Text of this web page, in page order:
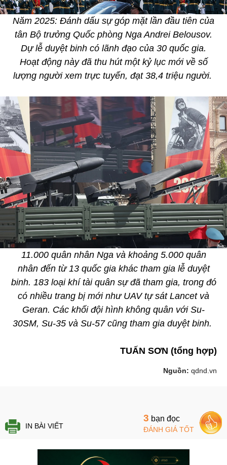
Năm 2025: Đánh dấu sự góp mặt lần đầu tiên của
tân Bộ trưởng Quốc phòng Nga Andrei Belousov.
Dự lễ duyệt binh có lãnh đạo của 30 quốc gia.
Hoạt động này đã thu hút một kỷ lục mới về số
lượng người xem trực tuyến, đạt 38,4 triệu người.
11.000 quân nhân Nga và khoảng 5.000 quân
nhân đến từ 13 quốc gia khác tham gia lễ duyệt
binh. 183 loại khí tài quân sự đã tham gia, trong đó
có nhiều trang bị mới như UAV tự sát Lancet và
Geran. Các khối đội hình không quân với Su-
30SM, Su-35 và Su-57 cũng tham gia duyệt binh.
TUẤN SƠN (tổng hợp)
Nguồn: qdnd.vn
IN BÀI VIẾT
3 bạn đọc
ĐÁNH GIÁ TỐT